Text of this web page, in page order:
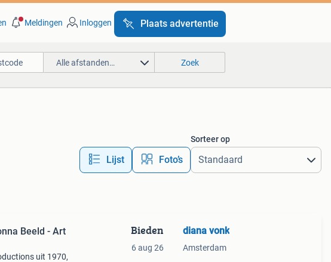
Meldingen Inloggen Plaats advertentie
Alle afstanden… Zoek
Lijst Foto’s
Sorteer op
Beeld - Art
uit 1970,
Bieden
6 aug 26
diana vonk
Amsterdam